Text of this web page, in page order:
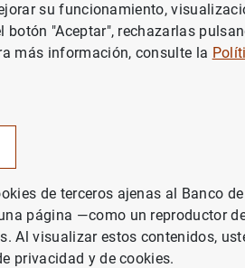
BSE Summer Forum Workshop on A
su funcionamiento,
"Aceptar", rechazarlas
más información, consulte la
de terceros ajenas al Banco de
página —como un reproductor
Al visualizar estos contenidos,
privacidad y de cookies.